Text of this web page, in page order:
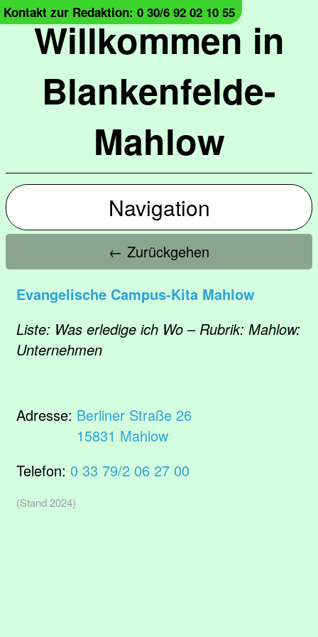
Willkommen in
Blankenfelde-
Mahlow
Kontakt zur Redaktion: 0 30/6 92 02 10 55
Navigation
← Zurückgehen
Evangelische Campus-Kita Mahlow
Liste: Was erledige ich Wo – Rubrik: Mahlow:
Unternehmen
Adresse: Berliner Straße 26
15831 Mahlow
Telefon: 0 33 79/2 06 27 00
(Stand 2024)